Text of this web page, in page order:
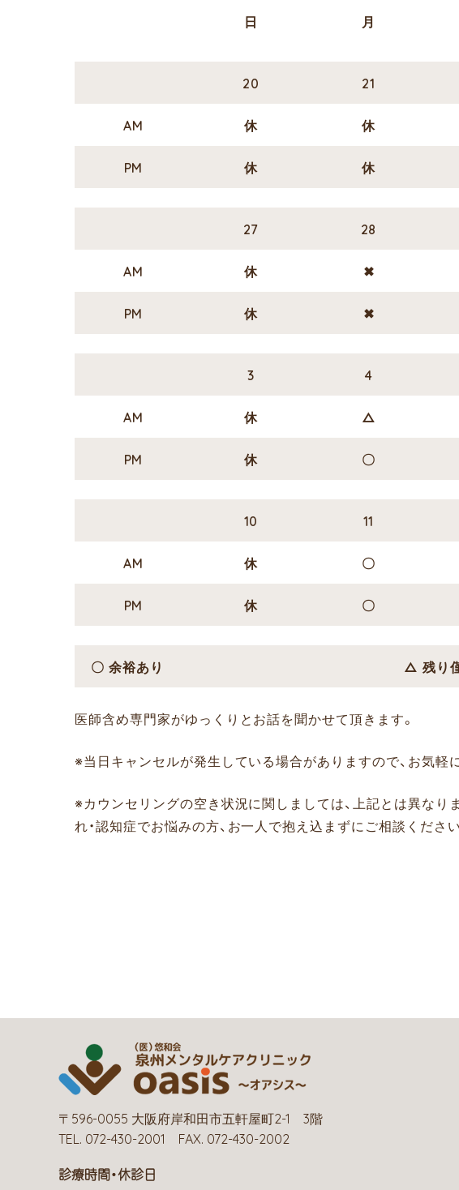
日 月
20 21
AM 休 休
PM 休 休
27 28
AM 休 ✖
PM 休 ✖
3 4
AM 休 △
PM 休 〇
10 11
AM 休 〇
PM 休 〇
〇 余裕あり △ 残り
医師含め専門家がゆっくりとお話を聞かせて頂きます。
※当日キャンセルが発生している場合がありますので、お気軽
※カウンセリングの空き状況に関しましては、上記とは異なり
れ・認知症でお悩みの方、お一人で抱え込まずにご相談ください
〒596-0055 大阪府岸和田市五軒屋町2-1 3階
TEL. 072-430-2001 FAX. 072-430-2002
診療時間・休診日